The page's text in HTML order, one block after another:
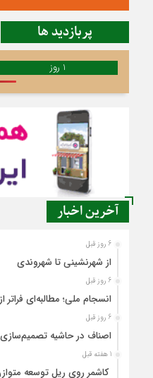
پربازدید ها
1 روز
آخرین اخبار
6 روز قبل
از شهرنشینی تا شهروندی
6 روز قبل
انسجام ملی؛ مطالبه‌ای
6 روز قبل
اصناف در حاشیه
1 هفته قبل
کاشمر روی ریل توسعه